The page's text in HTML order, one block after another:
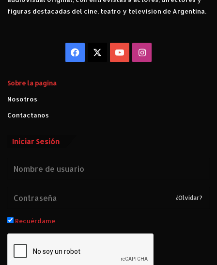
figuras destacadas del cine, teatro y televisión de Argentina.
Facebook YouTubeInstagram
Sobre la pagina
Nosotros
Contactanos
Iniciar Sesión
¿Olvidar?
Recuérdame